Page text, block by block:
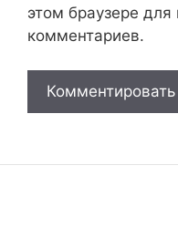
этом браузере
комментариев.